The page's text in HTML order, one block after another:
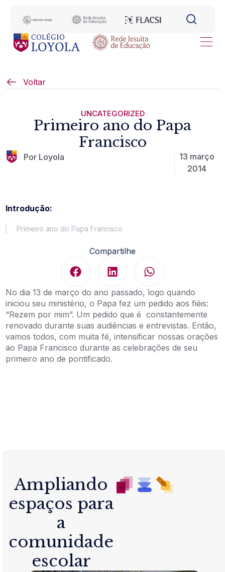
Voltar
UNCATEGORIZED
Primeiro ano do Papa
Francisco
Por Loyola
13 março
2014
Introdução:
Primeiro ano do Papa Francisco
Compartilhe
No dia 13 de março do ano passado, logo quando
iniciou seu ministério, o Papa fez um pedido aos fiéis:
“Rezem por mim”. Um pedido que é constantemente
renovado durante suas audiências e entrevistas. Então,
vamos todos, com muita fé, intensificar nossas orações
ao Papa Francisco durante as celebrações de seu
primeiro ano de pontificado.
Ampliando
espaços para
a
comunidade
escolar